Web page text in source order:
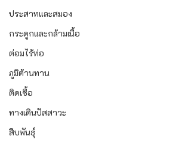
ประสาทและสมอง
กระดูกและกล้ามเนื้อ
ต่อมไร้ท่อ
ภูมิต้านทาน
ติดเชื้อ
ทางเดินปัสสาวะ
สืบพันธุ์